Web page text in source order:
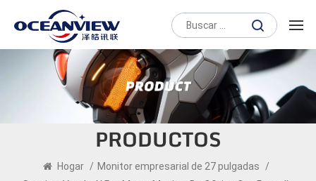
PRODUCTOS
Hogar / Monitor empresarial de 27 pulgadas
/